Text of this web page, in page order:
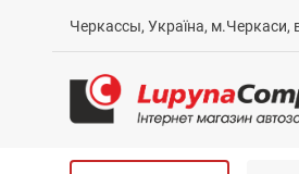
Черкассы, Україна, м.Черкаси,